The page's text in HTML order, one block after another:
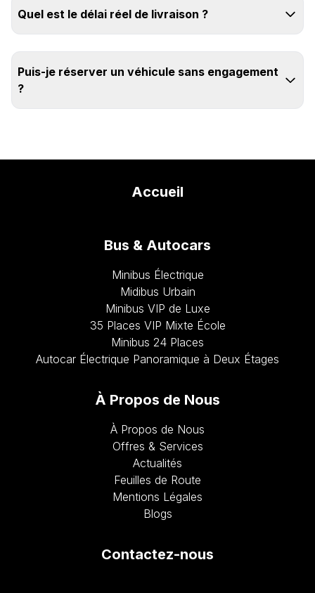
Quel est le délai réel de livraison ?
Puis-je réserver un véhicule sans engagement
?
Accueil
Bus & Autocars
Minibus Électrique
Midibus Urbain
Minibus VIP de Luxe
35 Places VIP Mixte École
Minibus 24 Places
Autocar Électrique Panoramique à Deux Étages
À Propos de Nous
À Propos de Nous
Offres & Services
Actualités
Feuilles de Route
Mentions Légales
Blogs
Contactez-nous